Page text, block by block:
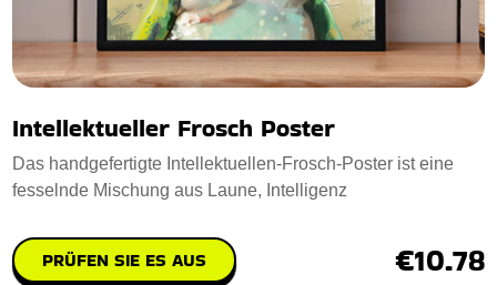
Intellektueller Frosch Poster
Das handgefertigte Intellektuellen-Frosch-Poster ist eine
fesselnde Mischung aus Laune, Intelligenz
PRÜFEN SIE ES AUS €10.78